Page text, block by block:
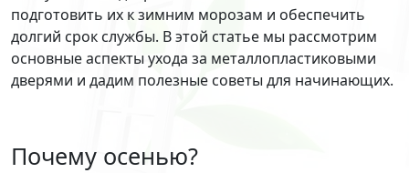
подготовить их к зимним морозам и обеспечить
долгий срок службы. В этой статье мы рассмотрим
основные аспекты ухода за металлопластиковыми
дверями и дадим полезные советы для начинающих.
Почему осенью?